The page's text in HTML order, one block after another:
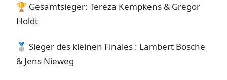
🏆 Gesamtsieger: Tereza Kempkens & Gregor
Holdt
🥈 Sieger des kleinen Finales : Lambert Bosche
& Jens Nieweg